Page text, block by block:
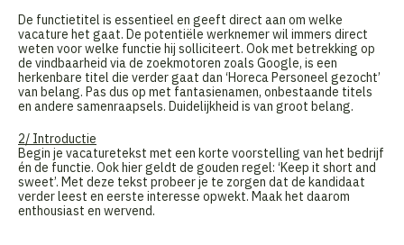
De functietitel is essentieel en geeft direct aan om welke
vacature het gaat. De potentiële werknemer wil immers direct
weten voor welke functie hij solliciteert. Ook met betrekking op
de vindbaarheid via de zoekmotoren zoals Google, is een
herkenbare titel die verder gaat dan ‘Horeca Personeel gezocht’
van belang. Pas dus op met fantasienamen, onbestaande titels
en andere samenraapsels. Duidelijkheid is van groot belang.
2/ Introductie
Begin je vacaturetekst met een korte voorstelling van het bedrijf
én de functie. Ook hier geldt de gouden regel: ‘Keep it short and
sweet’. Met deze tekst probeer je te zorgen dat de kandidaat
verder leest en eerste interesse opwekt. Maak het daarom
enthousiast en wervend.